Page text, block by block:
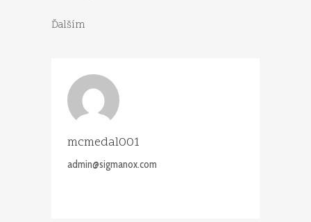
Ďalším
mcmedal001
admin@sigmanox.com